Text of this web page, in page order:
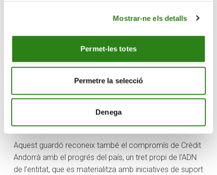
Mostrar-ne els detalls
Permet-les totes
Permetre la selecció
Denega
El premi al Millor banc en RSC és especialment rellevant
una iniciativa amb què es reafirmava com a entitat
pionera, en ser el primer banc d’Andorra a ratificar-los.
L’adhesió suposa per a Crèdit Andorrà incorporar la
les àrees de gestió, per contribuir en el potencial del
banc per generar un impacte més gran tant en l’àmbit
social, ambiental com econòmic.
Aquest guardó reconeix també el compromís de Crèdit
Andorrà amb el progrés del país, un tret propi de l’ADN
de l’entitat, que es materialitza amb iniciatives de suport